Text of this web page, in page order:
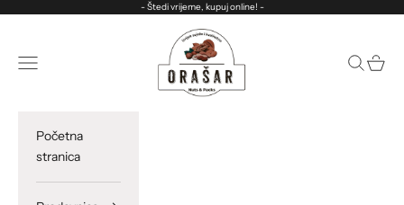
- Štedi vrijeme, kupuj online! -
ORASAR
Open navigation menu
OpenOpen
Početna
stranica